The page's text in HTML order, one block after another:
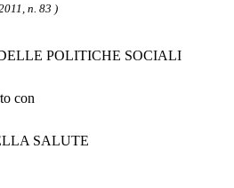
n. 83 )
POLITICHE SOCIALI
con
SALUTE